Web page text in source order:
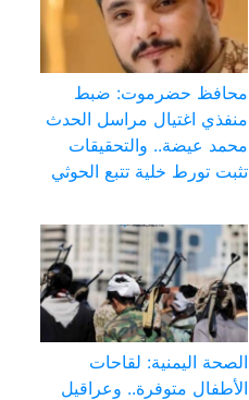
محافظ حضرموت: ضبط
منفذي اغتيال مراسل الحدث
محمد عيضة.. والتحقيقات
تثبت تورط خلية تتبع الحوثي
الصحة اليمنية: لقاحات
الأطفال متوفرة.. وعراقيل